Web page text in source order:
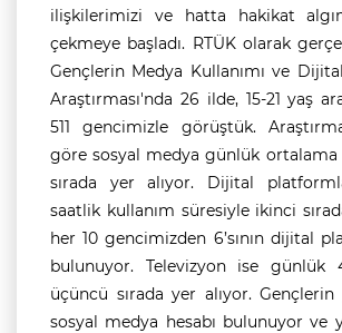
ilişkilerimizi ve hatta hakikat
çekmeye başladı. RTÜK olarak
Gençlerin Medya Kullanımı ve
Araştırması'nda 26 ilde, 15-21 yaş
511 gencimizle görüştük.
göre sosyal medya günlük ortalama
sırada yer alıyor. Dijital
saatlik kullanım süresiyle ikinci
her 10 gencimizden 6’sının dijital
bulunuyor. Televizyon ise günlük
üçüncü sırada yer alıyor. Gençlerin
sosyal medya hesabı bulunuyor ve